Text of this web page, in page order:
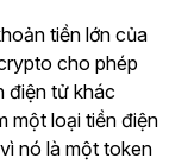
tiền lớn của
cho phép
điện tử khác
một loại tiền điện
nó là một token